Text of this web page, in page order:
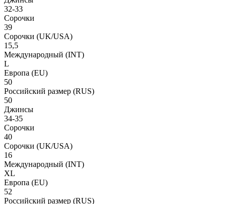
32-33
Сорочки
39
Сорочки (UK/USA)
15,5
Международный (INT)
L
Европа (EU)
50
Российский размер (RUS)
50
Джинсы
34-35
Сорочки
40
Сорочки (UK/USA)
16
Международный (INT)
XL
Европа (EU)
52
Российский размер (RUS)